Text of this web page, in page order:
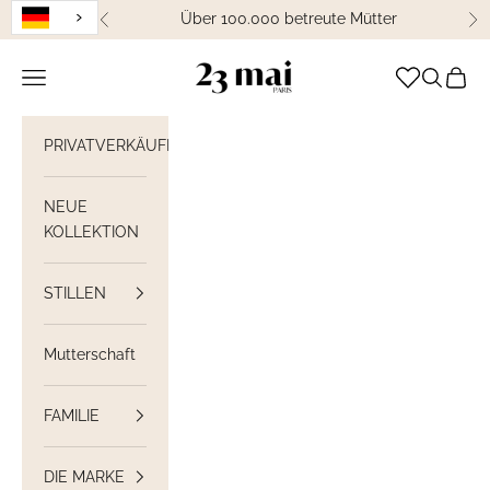
Weiter zum Inhalt
Zurück Über 100.000 betreute Mütter
23 Mai Paris
Navigation öffnen Suche
PRIVATVERKÄUFE
NEUE
KOLLEKTION
STILLEN
Mutterschaft
FAMILIE
DIE MARKE